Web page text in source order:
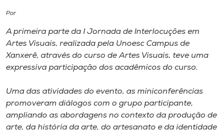
Cultura
CPA
Biblioteca
Editora
Por
A primeira parte da I Jornada de Interlocuções em
Artes Visuais, realizada pela Unoesc Campus de
Xanxerê, através do curso de Artes Visuais, teve uma
expressiva participação dos acadêmicos do curso.
Uma das atividades do evento, as miniconferências
promoveram diálogos com o grupo participante,
ampliando as abordagens no contexto da produção de
arte, da história da arte, do artesanato e da identidade